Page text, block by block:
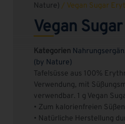
Nature) / Vegan Sugar
Vegan
Kategorien
(by Nature)
Tafelsüsse aus 100%
Verwendung, mit
verwendbar. 1 g Vegan
• Zum kalorienfreien
• Natürliche Herstellung